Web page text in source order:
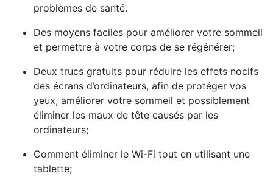
problèmes de santé.
Des moyens faciles pour améliorer votre sommeil
et permettre à votre corps de se régénérer;
Deux trucs gratuits pour réduire les effets nocifs
des écrans d’ordinateurs, afin de protéger vos
yeux, améliorer votre sommeil et possiblement
éliminer les maux de tête causés par les
ordinateurs;
Comment éliminer le Wi-Fi tout en utilisant une
tablette;